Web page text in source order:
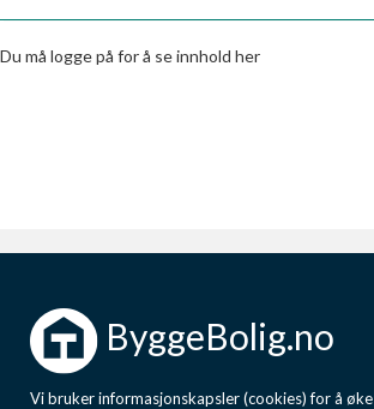
Boligmappa+
Få mer ut av Boligmappa
Du må logge på for å se innhold her
ByggeBolig.no
Vi bruker informasjonskapsler (cookies) for å øke